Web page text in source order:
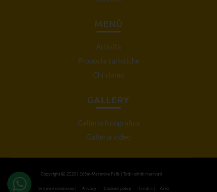
MENÙ
Attività
Proposte turistiche
Chi siamo
GALLERY
Galleria fotografica
Galleria video
Copyright 2020 | 165m-Marmore Falls | Tutti i diritti riservati
Termini e condizioni | Privacy | Cookies policy | Credits | Area